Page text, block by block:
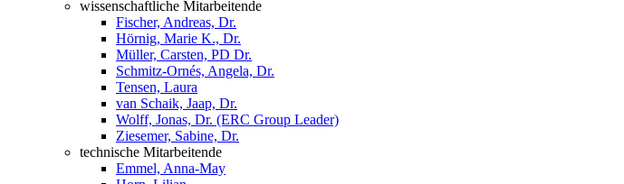
wissenschaftliche Mitarbeitende
Fischer, Andreas, Dr.
Hörnig, Marie K., Dr.
Müller, Carsten, PD Dr.
Schmitz-Ornés, Angela, Dr.
Tensen, Laura
van Schaik, Jaap, Dr.
Wolff, Jonas, Dr. (ERC Group Leader)
Ziesemer, Sabine, Dr.
technische Mitarbeitende
Emmel, Anna-May